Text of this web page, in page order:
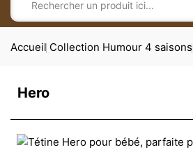
Accueil Collection Humour 4 saisons
Hero